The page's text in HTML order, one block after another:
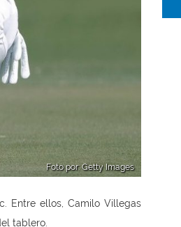
Foto por: Getty Images
Entre ellos, Camilo Villegas
tablero.